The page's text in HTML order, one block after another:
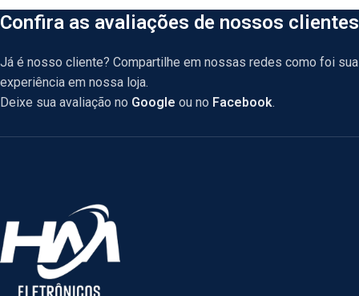
Confira as avaliações de nossos clientes
Já é nosso cliente? Compartilhe em nossas redes como foi sua
experiência em nossa loja.
Deixe sua avaliação no Google ou no Facebook.